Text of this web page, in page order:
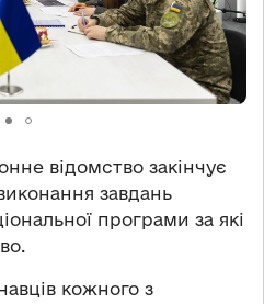
відомство закінчує
завдань
програми за які
кожного з